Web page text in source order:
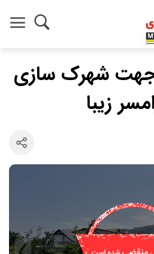
شهرک سازی
زیبا